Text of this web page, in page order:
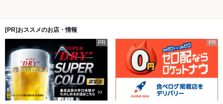
[PR]おススメのお店・情報
PR PR